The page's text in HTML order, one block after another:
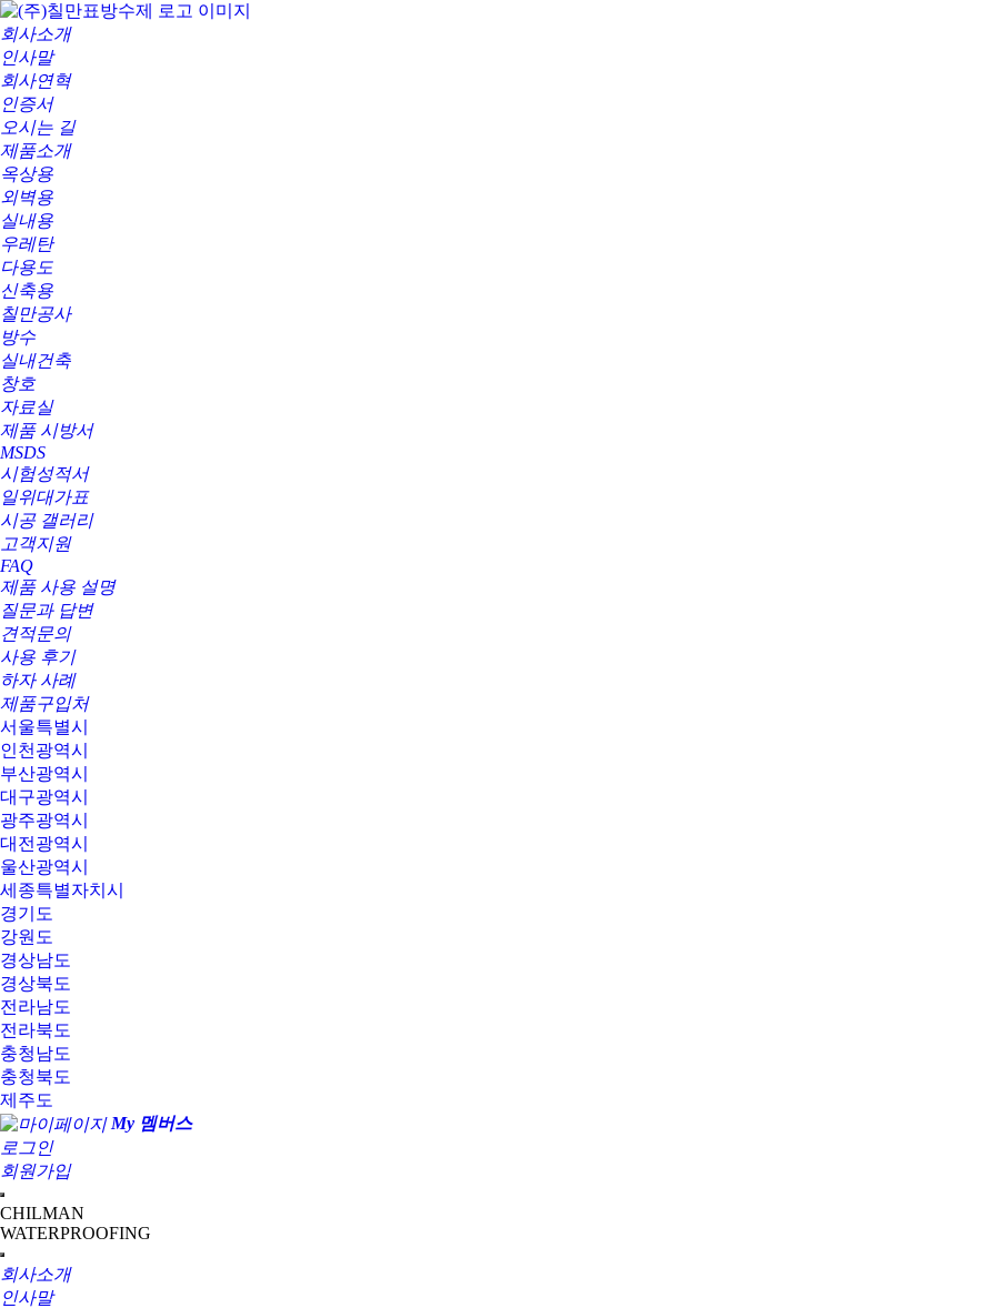
회사소개
인사말
회사연혁
인증서
오시는 길
제품소개
옥상용
외벽용
실내용
우레탄
다용도
신축용
칠만공사
방수
실내건축
창호
자료실
제품 시방서
MSDS
시험성적서
일위대가표
시공 갤러리
고객지원
FAQ
제품 사용 설명
질문과 답변
견적문의
사용 후기
하자 사례
제품구입처
서울특별시
인천광역시
부산광역시
대구광역시
광주광역시
대전광역시
울산광역시
세종특별자치시
경기도
강원도
경상남도
경상북도
전라남도
전라북도
충청남도
충청북도
제주도
My 멤버스
로그인
회원가입
CHILMAN
WATERPROOFING
회사소개
인사말